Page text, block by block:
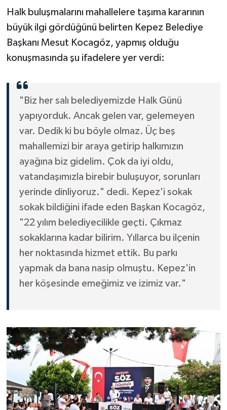
Halk buluşmalarını mahallelere taşıma kararının
büyük ilgi gördüğünü belirten Kepez Belediye
Başkanı Mesut Kocagöz, yapmış olduğu
konuşmasında şu ifadelere yer verdi:
"Biz her salı belediyemizde Halk Günü
yapıyorduk. Ancak gelen var, gelemeyen
var. Dedik ki bu böyle olmaz. Üç beş
mahallemizi bir araya getirip halkımızın
ayağına biz gidelim. Çok da iyi oldu,
vatandaşımızla birebir buluşuyor, sorunları
yerinde dinliyoruz." dedi. Kepez'i sokak
sokak bildiğini ifade eden Başkan Kocagöz,
"22 yılım belediyecilikle geçti. Çıkmaz
sokaklarına kadar bilirim. Yıllarca bu ilçenin
her noktasında hizmet ettik. Bu parkı
yapmak da bana nasip olmuştu. Kepez'in
her köşesinde emeğimiz ve izimiz var."